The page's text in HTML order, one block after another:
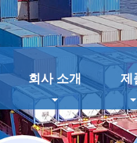
회사 소개 제